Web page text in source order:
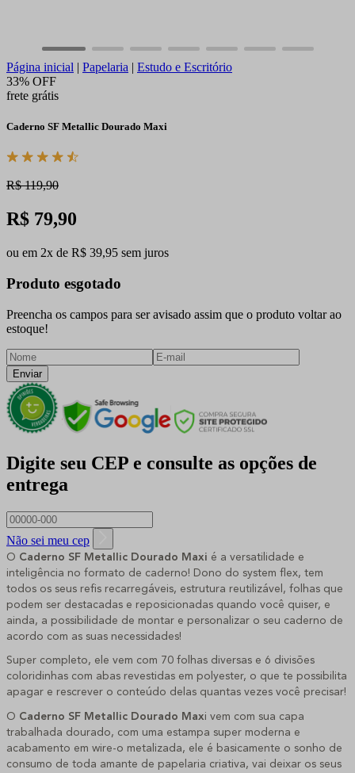
Página inicial | Papelaria | Estudo e Escritório
33% OFF
frete grátis
Caderno SF Metallic Dourado Maxi
R$ 119,90
R$ 79,90
ou em 2x de R$ 39,95 sem juros
Produto esgotado
Preencha os campos para ser avisado assim que o produto voltar ao
estoque!
Enviar
Digite seu CEP e consulte as opções de
entrega
Não sei meu cep
O Caderno SF Metallic Dourado Maxi é a versatilidade e
inteligência no formato de caderno! Dono do system flex, tem
todos os seus refis recarregáveis, estrutura reutilizável, folhas que
podem ser destacadas e reposicionadas quando você quiser, e
ainda, a possibilidade de montar e personalizar o seu caderno de
acordo com as suas necessidades!
Super completo, ele vem com 70 folhas diversas e 6 divisões
coloridinhas com abas revestidas em polyester, o que te possibilita
apagar e rescrever o conteúdo delas quantas vezes você precisar!
O Caderno SF Metallic Dourado Maxi vem com sua capa
trabalhada dourado, com uma estampa super moderna e
acabamento em wire-o metalizada, ele é basicamente o sonho de
consumo de toda amante de papelaria criativa, vai deixar os seus